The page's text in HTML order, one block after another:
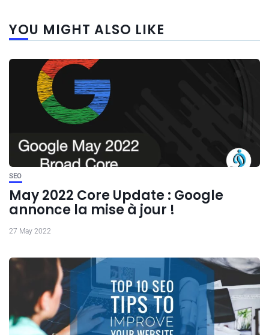
YOU MIGHT ALSO LIKE
SEO
May 2022 Core Update : Google
annonce la mise à jour !
27 May 2022